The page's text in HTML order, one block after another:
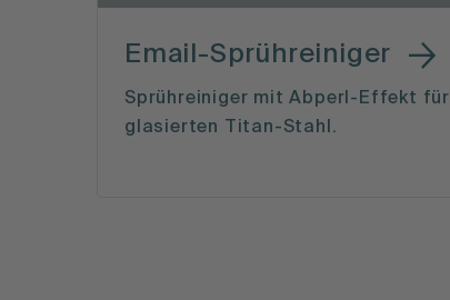
Email-Sprühreiniger
Sprühreiniger mit Abperl-Effekt für
glasierten Titan-Stahl.